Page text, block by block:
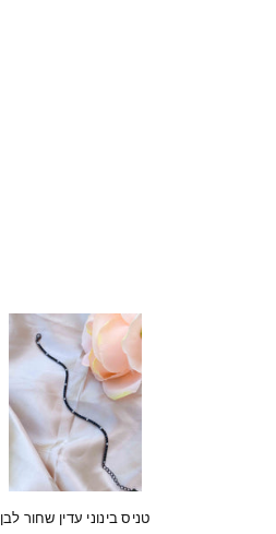
טניס בינוני עדין שחור לבן